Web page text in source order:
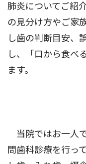
肺炎についてご紹
の見分け方やご家
し歯の判断目安、
し、「口から食べ
ます。
当院ではお一人
問歯科診療を行っ